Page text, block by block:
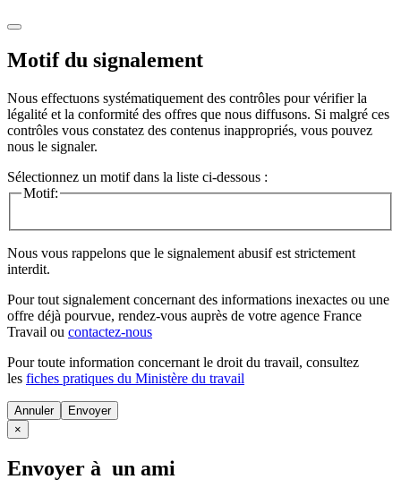
Motif du signalement
Nous effectuons systématiquement des contrôles pour vérifier la
légalité et la conformité des offres que nous diffusons. Si malgré ces
contrôles vous constatez des contenus inappropriés, vous pouvez
nous le signaler.
Sélectionnez un motif dans la liste ci-dessous :
Motif:
Nous vous rappelons que le signalement abusif est strictement
interdit.
Pour tout signalement concernant des informations inexactes ou une
offre déjà pourvue, rendez-vous auprès de votre agence France
Travail ou contactez-nous
Pour toute information concernant le droit du travail, consultez
les fiches pratiques du Ministère du travail
Annuler
×
Envoyer à un ami